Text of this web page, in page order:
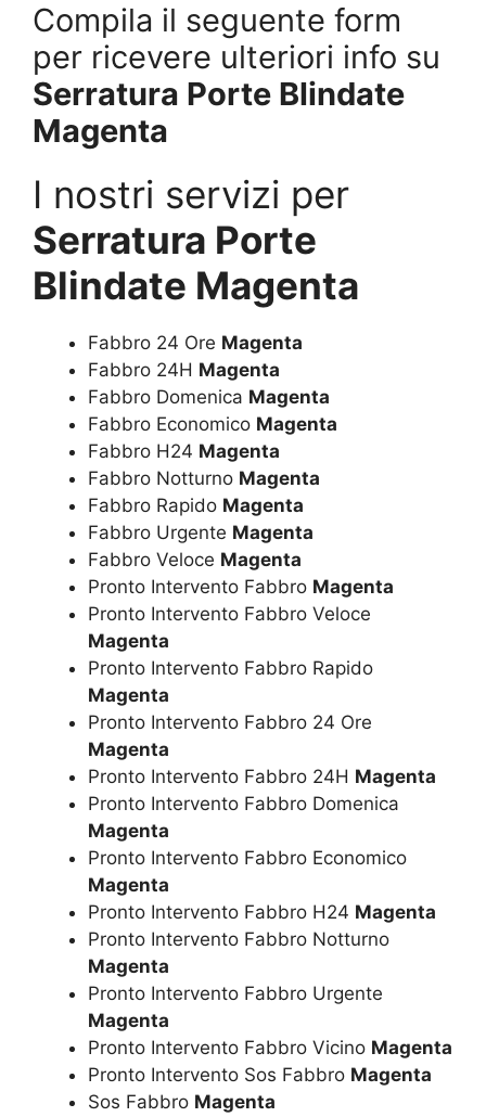
Compila il seguente form
per ricevere ulteriori info su
Serratura Porte Blindate
Magenta
I nostri servizi per
Serratura Porte
Blindate Magenta
Fabbro 24 Ore Magenta
Fabbro 24H Magenta
Fabbro Domenica Magenta
Fabbro Economico Magenta
Fabbro H24 Magenta
Fabbro Notturno Magenta
Fabbro Rapido Magenta
Fabbro Urgente Magenta
Fabbro Veloce Magenta
Pronto Intervento Fabbro Magenta
Pronto Intervento Fabbro Veloce
Magenta
Pronto Intervento Fabbro Rapido
Magenta
Pronto Intervento Fabbro 24 Ore
Magenta
Pronto Intervento Fabbro 24H Magenta
Pronto Intervento Fabbro Domenica
Magenta
Pronto Intervento Fabbro Economico
Magenta
Pronto Intervento Fabbro H24 Magenta
Pronto Intervento Fabbro Notturno
Magenta
Pronto Intervento Fabbro Urgente
Magenta
Pronto Intervento Fabbro Vicino Magenta
Pronto Intervento Sos Fabbro Magenta
Sos Fabbro Magenta